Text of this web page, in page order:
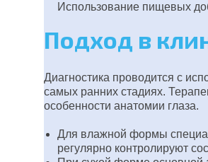
Использование пищевых
Подход в
Диагностика проводится с
самых ранних стадиях.
особенности анатомии глаза.
Для влажной формы
регулярно контролируют